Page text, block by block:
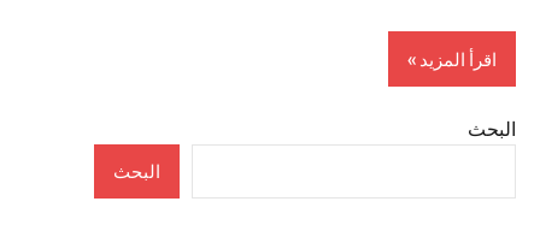
اقرأ المزيد
Internet
البحث
البحث